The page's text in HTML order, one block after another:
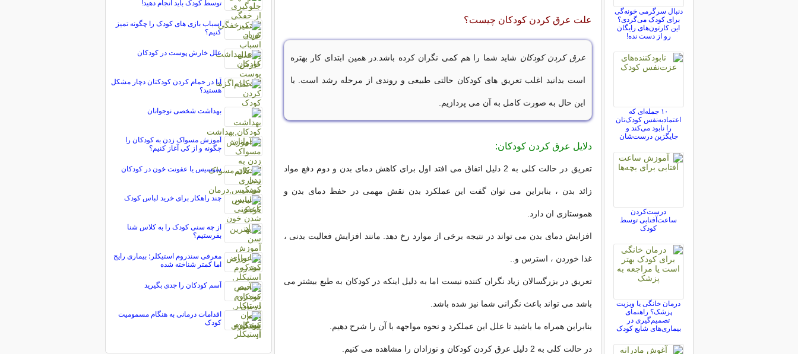
علت عرق کردن کودکان چیست؟
عرق کردن کودکان شاید شما را هم کمی نگران کرده باشد.در همین ابتدای کار بهتره
است بدانید اغلب تعریق های کودکان حالتی طبیعی و روندی از مرحله رشد است. با
این حال به صورت کامل به آن می پردازیم.
دلایل عرق کردن کودکان:
تعریق در حالت کلی به 2 دلیل اتفاق می افتد اول برای کاهش دمای بدن و دوم دفع مواد
زائد بدن ، بنابراین می توان گفت این عملکرد بدن نقش مهمی در حفظ دمای بدن و
هموستازی ان دارد.
افزایش دمای بدن می تواند در نتیجه برخی از موارد رخ دهد. مانند افزایش فعالیت بدنی ،
غذا خوردن ، استرس و..
تعریق در بزرگسالان زیاد نگران کننده نیست اما به دلیل اینکه در کودکان به طبع بیشتر می
باشد می تواند باعث نگرانی شما نیز شده باشد.
بنابراین همراه ما باشید تا علل این عملکرد و نحوه مواجهه با آن را شرح دهیم.
در حالت کلی به 2 دلیل عرق کردن کودکان و نوزادان را مشاهده می کنیم.
دنبال سرگرمی خونه‌گی
برای کودک می‌گردی؟
این کارتون‌های رایگان
رو از دست نده!
۱۰ جمله‌ای که
اعتمادبه‌نفس کودک‌تان
را نابود می‌کند و
جایگزین درست‌شان
درست‌کردن
ساعت‌آفتابی توسط
کودک
درمان خانگی یا ویزیت
پزشک؟ راهنمای
تصمیم‌گیری در
بیماری‌های شایع کودک
توسط کودک باید انجام دهید!
اسباب بازی های کودک را چگونه تمیز
کنیم؟
علل خارش پوست در کودکان
آیا در حمام کردن کودکتان دچار مشکل
هستید؟
بهداشت شخصی نوجوانان
آموزش مسواک زدن به کودکان را
چگونه و از کی آغاز کنیم؟
سپسیس یا عفونت خون در کودکان
چند راهكار برای خرید لباس كودک
از چه سنی کودک را به کلاس شنا
بفرستیم؟
معرفی سندروم استیکلر؛ بیماری رایج
اما کمتر شناخته شده
آسم کودکان را جدی بگیرید
اقدامات درمانی به هنگام مسمومیت
کودک